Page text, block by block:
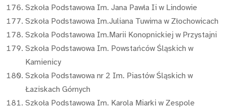
Szkoła Podstawowa Im. Jana Pawła Ii w Lindowie
Szkoła Podstawowa Im.Juliana Tuwima w Złochowicach
Szkoła Podstawowa Im.Marii Konopnickiej w Przystajni
Szkoła Podstawowa Im. Powstańców Śląskich w
Kamienicy
Szkoła Podstawowa nr 2 Im. Piastów Śląskich w
Łaziskach Górnych
Szkoła Podstawowa Im. Karola Miarki w Zespole